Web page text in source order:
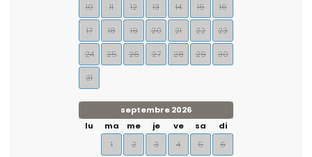
10 11 12 13 14 15 16
17 18 19 20 21 22 23
24 25 26 27 28 29 30
31
septembre 2026
lu
ma me je ve sa
di
1
2 3 4 5 6